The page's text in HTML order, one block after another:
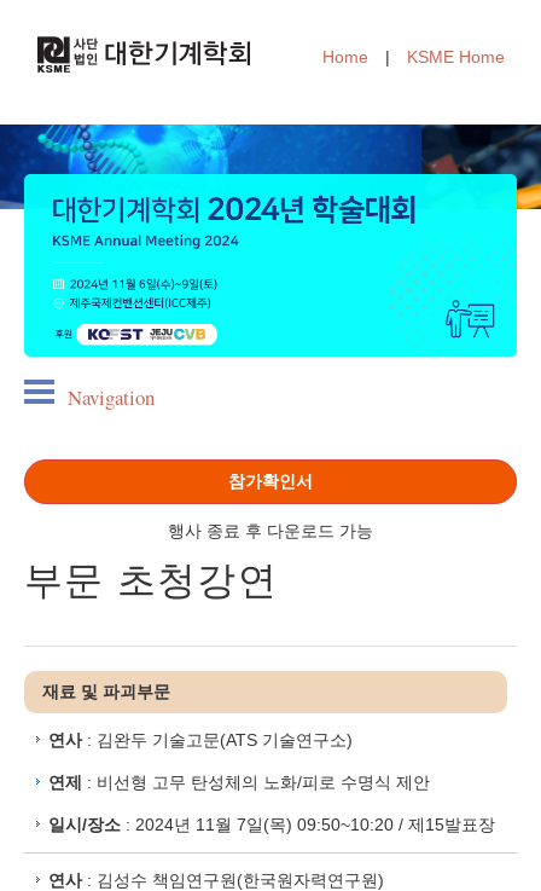
Home | KSME Home
Navigation
참가확인서
행사 종료 후 다운로드 가능
부문 초청강연
재료 및 파괴부문
연사: 김완두 기술고문(ATS 기술연구소)
연제 : 비선형 고무 탄성체의 노화/피로 수명식 제안
일시/장소 : 2024년 11월 7일(목) 09:50~10:20 / 제15발표장
연사: 김성수 책임연구원(한국원자력연구원)